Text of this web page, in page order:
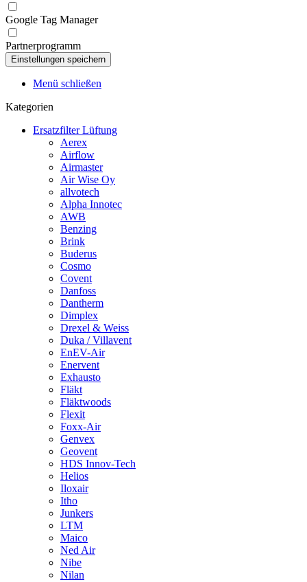
Google Tag Manager
Partnerprogramm
Menü schließen
Kategorien
Ersatzfilter Lüftung
Aerex
Airflow
Airmaster
Air Wise Oy
allvotech
Alpha Innotec
AWB
Benzing
Brink
Buderus
Cosmo
Covent
Danfoss
Dantherm
Dimplex
Drexel & Weiss
Duka / Villavent
EnEV-Air
Enervent
Exhausto
Fläkt
Fläktwoods
Flexit
Foxx-Air
Genvex
Geovent
HDS Innov-Tech
Helios
Iloxair
Itho
Junkers
LTM
Maico
Ned Air
Nibe
Nilan